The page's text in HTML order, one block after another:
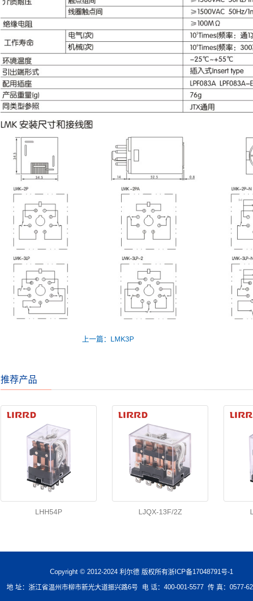
上一篇：LMK3P
推荐产品
LHH54P LJQX-13F/2Z
Copyright © 2012-2024 利尔德 版权所有浙ICP备17048791号-1
地 址：浙江省温州市柳市新光大道振兴路6号 电 话：400-001-5577 传 真：0577-